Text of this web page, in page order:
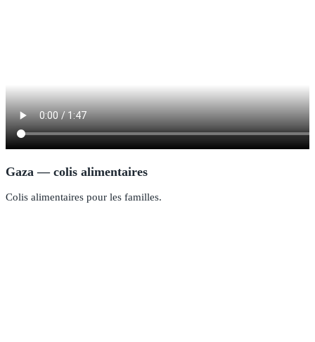
Gaza — colis alimentaires
Colis alimentaires pour les familles.